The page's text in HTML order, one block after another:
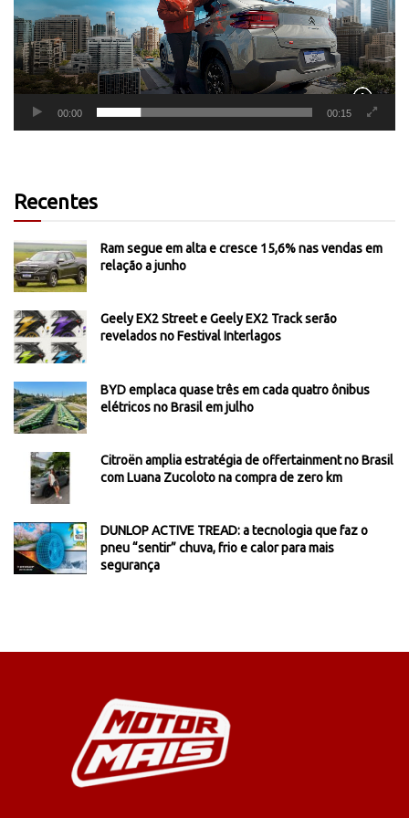
00:00 00:15
Recentes
Ram segue em alta e cresce 15,6% nas vendas em
relação a junho
Geely EX2 Street e Geely EX2 Track serão
revelados no Festival Interlagos
BYD emplaca quase três em cada quatro ônibus
elétricos no Brasil em julho
Citroën amplia estratégia de offertainment no Brasil
com Luana Zucoloto na compra de zero km
DUNLOP ACTIVE TREAD: a tecnologia que faz o
pneu “sentir” chuva, frio e calor para mais
segurança